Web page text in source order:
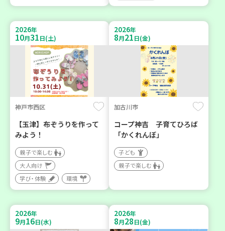
2026年
10月31日(土)
神戸市西区
【玉津】布ぞうりを作って
みよう！
親子で楽しむ
大人向け
学び・体験
環境
2026年
8月21日(金)
加古川市
コープ神吉 子育てひろば
「かくれんぼ」
子ども
親子で楽しむ
2026年
9月16日(水)
2026年
8月28日(金)